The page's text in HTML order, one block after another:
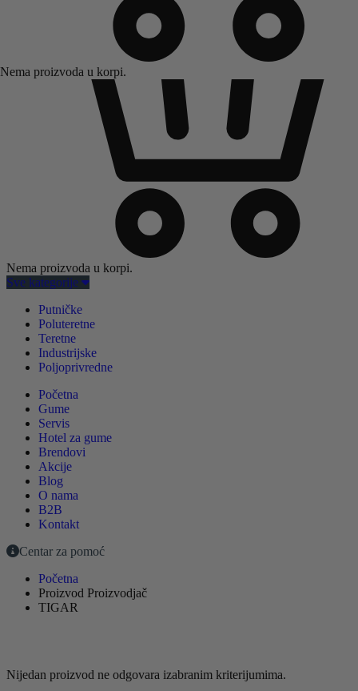
Nema proizvoda u korpi.
Sve kategorije
Putničke
Poluteretne
Teretne
Industrijske
Poljoprivredne
Početna
Gume
Servis
Hotel za gume
Brendovi
Akcije
Blog
O nama
B2B
Kontakt
Centar za pomoć
Nema proizvoda u korpi.
Početna
Proizvod Proizvodjač
TIGAR
Nijedan proizvod ne odgovara izabranim kriterijumima.